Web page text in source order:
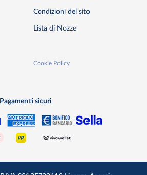
Condizioni del sito
Lista di Nozze
Cookie Policy
Pagamenti sicuri